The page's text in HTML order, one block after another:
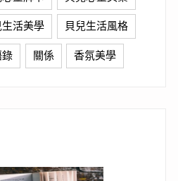
生活美學 貝兒生活風格
錄 關係 香氛美學